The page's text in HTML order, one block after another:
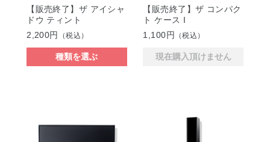
【販売終了】ザ アイシャ
ドウ ティント
2,200円
（税込）
種類を選ぶ
【販売終了】ザ コンパク
ト ケース I
1,100円
（税込）
現在購入頂けません